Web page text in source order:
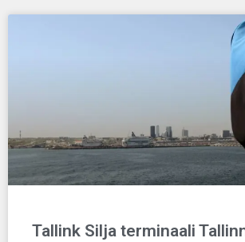
Tallink Silja terminaali